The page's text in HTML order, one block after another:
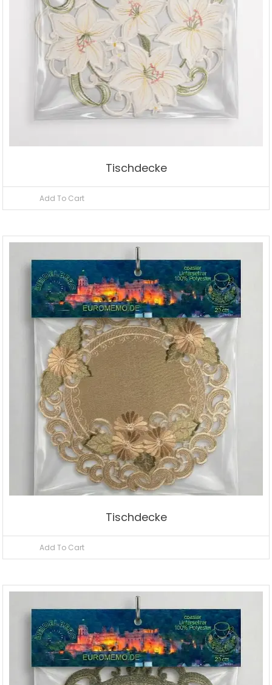
Tischdecke
Add To Cart
Tischdecke
Add To Cart